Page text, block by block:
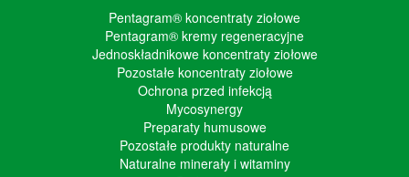
Pentagram® koncentraty ziołowe
Pentagram® kremy regeneracyjne
Jednoskładnikowe koncentraty ziołowe
Pozostałe koncentraty ziołowe
Ochrona przed infekcją
Mycosynergy
Preparaty humusowe
Pozostałe produkty naturalne
Naturalne minerały i witaminy